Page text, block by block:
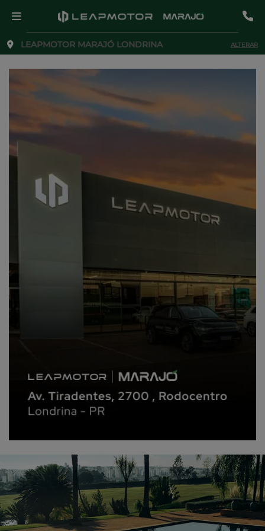
LEAPMOTOR MARAJÓ LONDRINA ALTERAR